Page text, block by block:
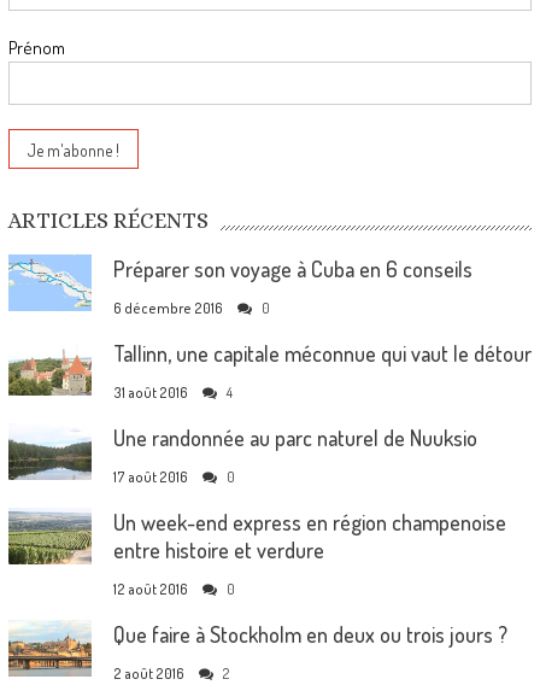
Prénom
ARTICLES RÉCENTS
Préparer son voyage à Cuba en 6 conseils
6 décembre 2016 0
Tallinn, une capitale méconnue qui vaut le détour
31 août 2016 4
Une randonnée au parc naturel de Nuuksio
17 août 2016 0
Un week-end express en région champenoise
entre histoire et verdure
12 août 2016 0
Que faire à Stockholm en deux ou trois jours ?
2 août 2016 2